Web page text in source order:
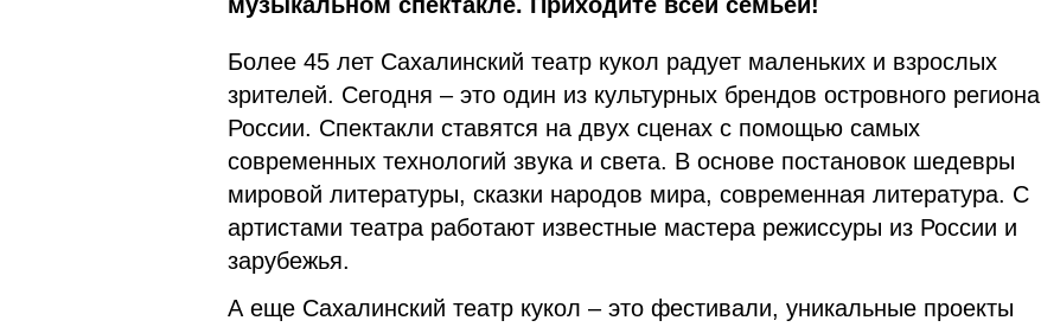
Более 45 лет Сахалинский театр кукол радует маленьких и взрослых
зрителей. Сегодня – это один из культурных брендов островного региона
России. Спектакли ставятся на двух сценах с помощью самых
современных технологий звука и света. В основе постановок шедевры
мировой литературы, сказки народов мира, современная литература. С
артистами театра работают известные мастера режиссуры из России и
зарубежья.
А еще Сахалинский театр кукол – это фестивали, уникальные проекты